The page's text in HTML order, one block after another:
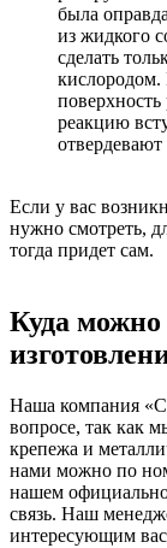
была
из жидкого
сделать
поверхность
реакцию
отвердевают
Если у вас
нужно смотреть,
тогда придет сам.
Куда можно
Наша компания
вопросе, так как
крепежа и
нами можно по
нашем
связь. Наш
интересующим